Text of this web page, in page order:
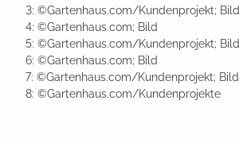
3: ©Gartenhaus.com/Kundenprojekt; Bild
4: ©Gartenhaus.com; Bild
5: ©Gartenhaus.com/Kundenprojekt; Bild
6: ©Gartenhaus.com; Bild
7: ©Gartenhaus.com/Kundenprojekt; Bild
8: ©Gartenhaus.com/Kundenprojekte